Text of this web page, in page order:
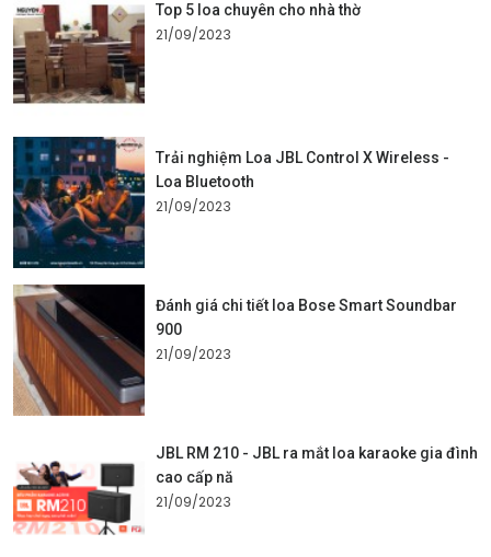
Top 5 loa chuyên cho nhà thờ
21/09/2023
Trải nghiệm Loa JBL Control X Wireless -
Loa Bluetooth
21/09/2023
Đánh giá chi tiết loa Bose Smart Soundbar
900
21/09/2023
JBL RM 210 - JBL ra mắt loa karaoke gia đình
cao cấp nă
21/09/2023